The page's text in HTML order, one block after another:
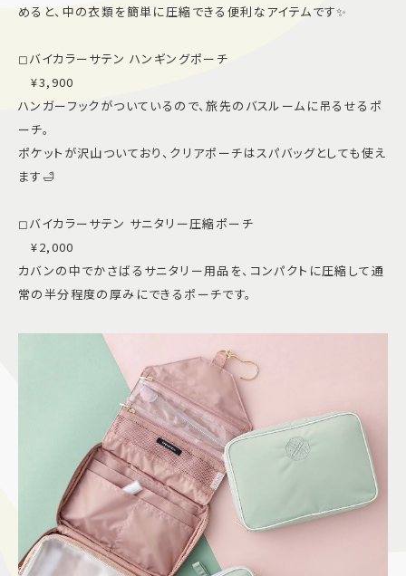
めると、中の衣類を簡単に圧縮できる便利なアイテムです✨
◻︎バイカラーサテン ハンギングポーチ
¥3,900
ハンガーフックがついているので、旅先のバスルームに吊るせるポ
ーチ。
ポケットが沢山ついており、クリアポーチはスパバッグとしても使え
ます🛁
◻︎バイカラーサテン サニタリー圧縮ポーチ
¥2,000
カバンの中でかさばるサニタリー用品を、コンパクトに圧縮して通
常の半分程度の厚みにできるポーチです。